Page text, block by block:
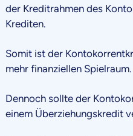
der Kreditrahmen des
Krediten.
Somit ist der
mehr finanziellen Spielraum.
Dennoch sollte der
einem Überziehungskredit